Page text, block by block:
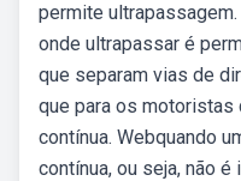
permite
onde ultrapassar é
que separam vias de
que para os motoristas
contínua. Webquando
contínua, ou seja, não